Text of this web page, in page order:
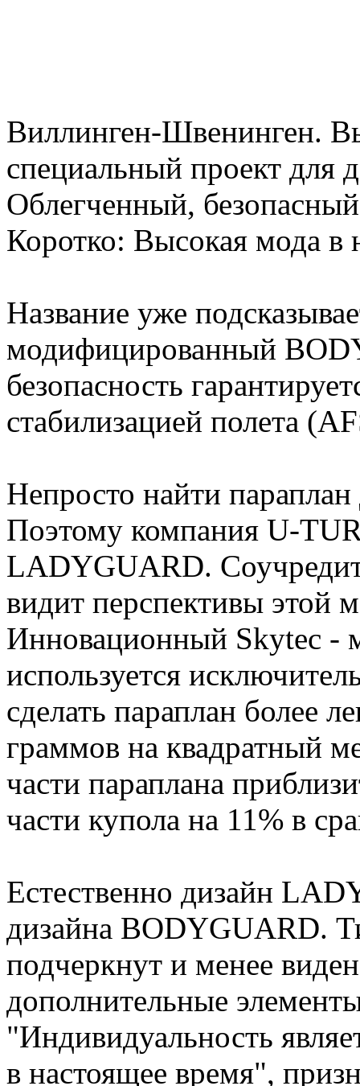
Виллинген-Швенинген.
специальный проект для
Облегченный,
Коротко: Высокая мода
Название уже
модифицированный
безопасность
стабилизацией полета
Непросто найти
Поэтому компания U-
LADYGUARD.
видит перспективы этой
Инновационный Skytec -
используется
сделать параплан более
граммов на квадратный
части параплана
части купола на 11% в
Естественно дизайн
дизайна BODYGUARD.
подчеркнут и менее
дополнительные
"Индивидуальность
в настоящее время",